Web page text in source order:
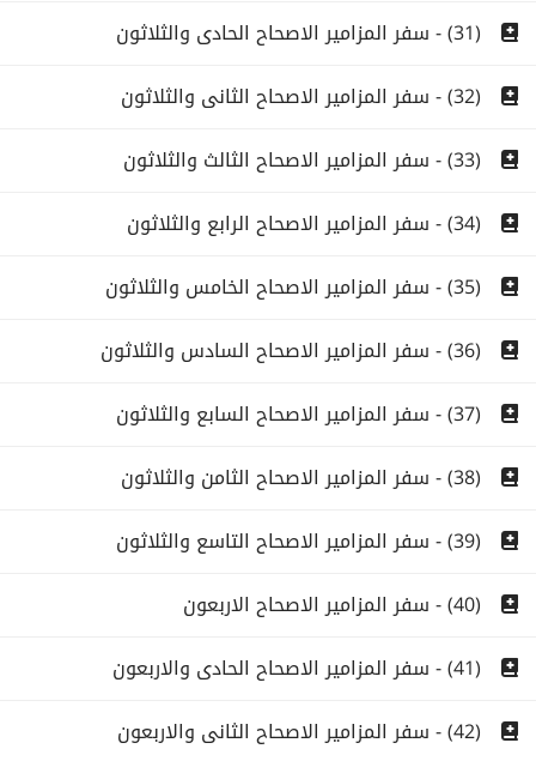
(31) - سفر المزامير الاصحاح الحادى والثلاثون
(32) - سفر المزامير الاصحاح الثانى والثلاثون
(33) - سفر المزامير الاصحاح الثالث والثلاثون
(34) - سفر المزامير الاصحاح الرابع والثلاثون
(35) - سفر المزامير الاصحاح الخامس والثلاثون
(36) - سفر المزامير الاصحاح السادس والثلاثون
(37) - سفر المزامير الاصحاح السابع والثلاثون
(38) - سفر المزامير الاصحاح الثامن والثلاثون
(39) - سفر المزامير الاصحاح التاسع والثلاثون
(40) - سفر المزامير الاصحاح الاربعون
(41) - سفر المزامير الاصحاح الحادى والاربعون
(42) - سفر المزامير الاصحاح الثانى والاربعون